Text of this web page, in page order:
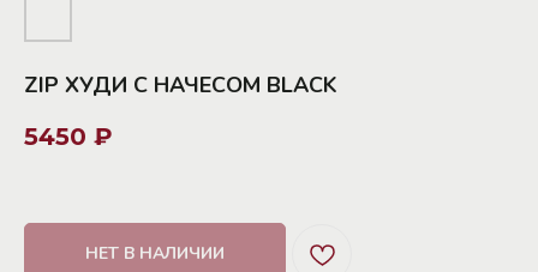
ZIP ХУДИ С НАЧЕСОМ BLACK
5450 ₽
НЕТ В НАЛИЧИИ